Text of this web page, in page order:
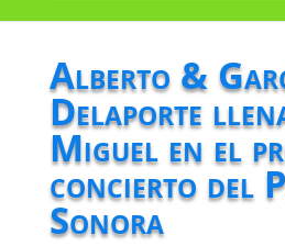
Alberto &
Delaporte
Miguel en el
concierto del
Sonora